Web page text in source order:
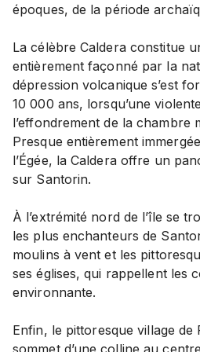
époques, de la période
La célèbre Caldera constitue
entièrement façonné par la
dépression volcanique s’est
10 000 ans, lorsqu’une
l’effondrement de la chambre
Presque entièrement
l’Égée, la Caldera offre un
sur Santorin.
À l’extrémité nord de l’île se
les plus enchanteurs de
moulins à vent et les
ses églises, qui rappellent les
environnante.
Enfin, le pittoresque village de